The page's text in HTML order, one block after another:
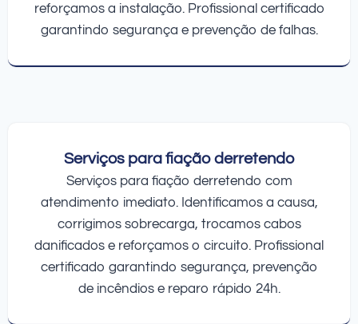
reforçamos a instalação. Profissional certificado
garantindo segurança e prevenção de falhas.
Serviços para fiação derretendo
Serviços para fiação derretendo com
atendimento imediato. Identificamos a causa,
corrigimos sobrecarga, trocamos cabos
danificados e reforçamos o circuito. Profissional
certificado garantindo segurança, prevenção
de incêndios e reparo rápido 24h.